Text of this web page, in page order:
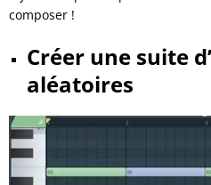
composer !
Créer une suite
aléatoires